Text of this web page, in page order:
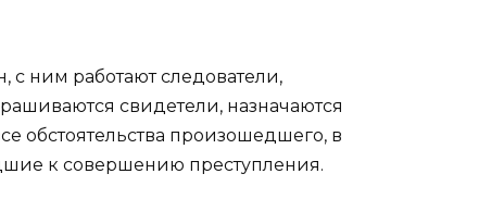
ним работают следователи,
свидетели, назначаются
обстоятельства произошедшего, в
к совершению преступления.